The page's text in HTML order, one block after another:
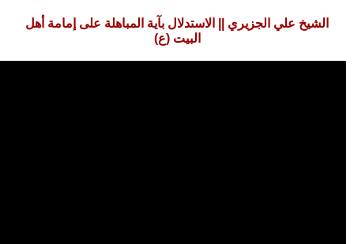
الشيخ علي الجزيري || الاستدلال بآية المباهلة على إمامة أهل
البيت (ع)